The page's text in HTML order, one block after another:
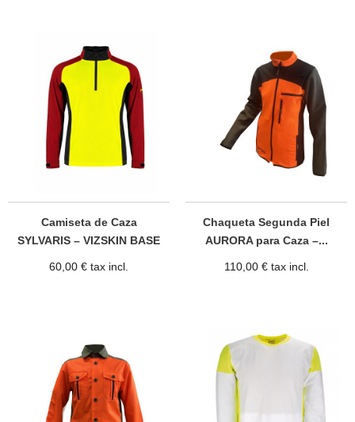
Camiseta de Caza
SYLVARIS – VIZSKIN BASE
60,00 € tax incl.
Chaqueta Segunda Piel
AURORA para Caza –...
110,00 € tax incl.